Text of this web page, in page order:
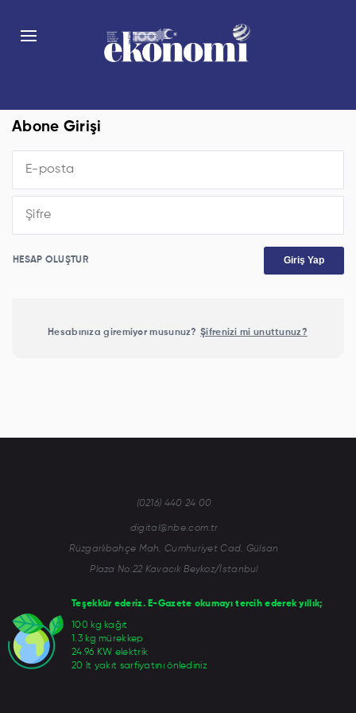
Abone Girişi
HESAP OLUŞTUR Giriş Yap
Hesabınıza giremiyor musunuz? Şifrenizi mi unuttunuz?
Teşekkür ederiz. E-Gazete okumayı tercih ederek yıllık;
100 kg kağıt
1.3 kg mürekkep
24.96 KW elektrik
20 lt yakıt sarfiyatını önlediniz
(0216) 440 24 00
digital@nbe.com.tr
Rüzgarlıbahçe Mah. Cumhuriyet Cad. Gülsan
Plaza No:22 Kavacık Beykoz/İstanbul